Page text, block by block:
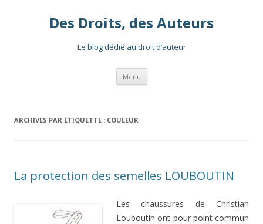
Des Droits, des Auteurs
Le blog dédié au droit d’auteur
Menu Aller
contenu
ARCHIVES PAR ÉTIQUETTE : COULEUR
La protection des semelles LOUBOUTIN
Les chaussures de Christian
Louboutin ont pour point commun